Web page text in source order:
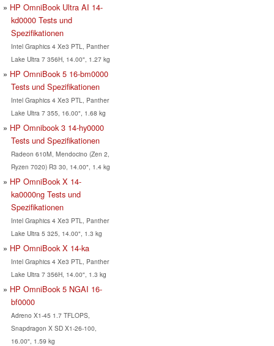
HP OmniBook Ultra AI 14-
kd0000 Tests und
Spezifikationen
Intel Graphics 4 Xe3 PTL, Panther
Lake Ultra 7 356H, 14.00", 1.27 kg
HP OmniBook 5 16-bm0000
Tests und Spezifikationen
Intel Graphics 4 Xe3 PTL, Panther
Lake Ultra 7 355, 16.00", 1.68 kg
HP Omnibook 3 14-hy0000
Tests und Spezifikationen
Radeon 610M, Mendocino (Zen 2,
Ryzen 7020) R3 30, 14.00", 1.4 kg
HP OmniBook X 14-
ka0000ng Tests und
Spezifikationen
Intel Graphics 4 Xe3 PTL, Panther
Lake Ultra 5 325, 14.00", 1.3 kg
HP OmniBook X 14-ka
Intel Graphics 4 Xe3 PTL, Panther
Lake Ultra 7 356H, 14.00", 1.3 kg
HP OmniBook 5 NGAI 16-
bf0000
Adreno X1-45 1.7 TFLOPS,
Snapdragon X SD X1-26-100,
16.00", 1.59 kg